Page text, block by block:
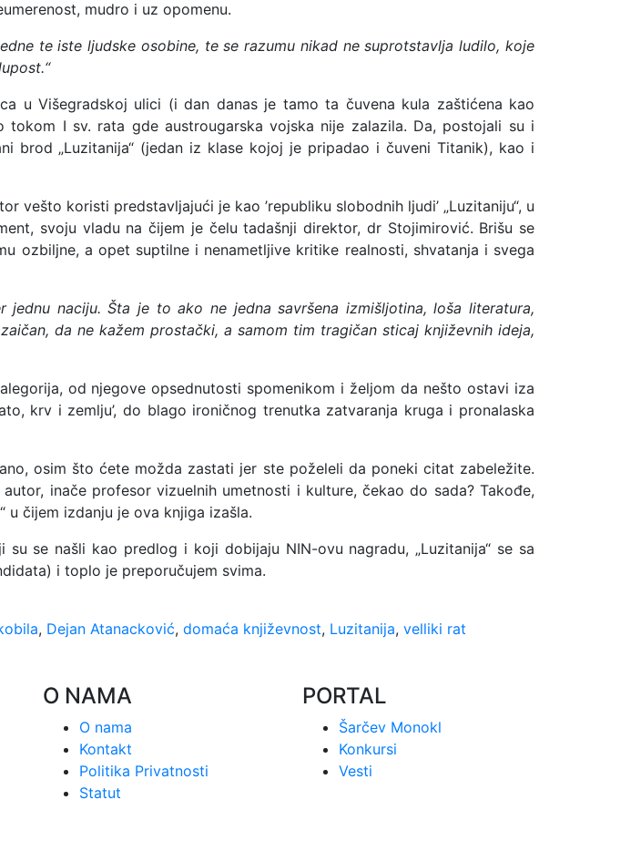
mudro i uz opomenu.
te iste ljudske osobine, te se razumu nikad ne suprotstavlja ludilo, koje
u Višegradskoj ulici (i dan danas je tamo ta čuvena kula zaštićena kao
I sv. rata gde austrougarska vojska nije zalazila. Da, postojali su i
brod „Luzitanija“ (jedan iz klase kojoj je pripadao i čuveni Titanik), kao i
vešto koristi predstavljajući je kao ’republiku slobodnih ljudi’ „Luzitaniju“, u
svoju vladu na čijem je čelu tadašnji direktor, dr Stojimirović. Brišu se
ozbiljne, a opet suptilne i nenametljive kritike realnosti, shvatanja i svega
naciju. Šta je to ako ne jedna savršena izmišljotina, loša literatura,
da ne kažem prostački, a samom tim tragičan sticaj književnih ideja,
od njegove opsednutosti spomenikom i željom da nešto ostavi iza
krv i zemlju’, do blago ironičnog trenutka zatvaranja kruga i pronalaska
osim što ćete možda zastati jer ste poželeli da poneki citat zabeležite.
inače profesor vizuelnih umetnosti i kulture, čekao do sada? Takođe,
u čijem izdanju je ova knjiga izašla.
se našli kao predlog i koji dobijaju NIN-ovu nagradu, „Luzitanija“ se sa
i toplo je preporučujem svima.
, Dejan Atanacković, domaća književnost, Luzitanija, velliki rat
O NAMA
O nama
Kontakt
Politika Privatnosti
Statut
PORTAL
Šarčev Monokl
Konkursi
Vesti